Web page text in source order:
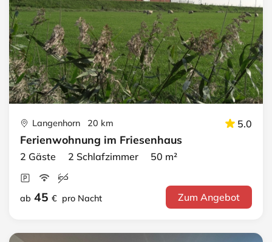
Langenhorn 20 km 5.0
Ferienwohnung im Friesenhaus
2 Gäste 2 Schlafzimmer 50 m²
ab 45 € pro Nacht Zum Angebot